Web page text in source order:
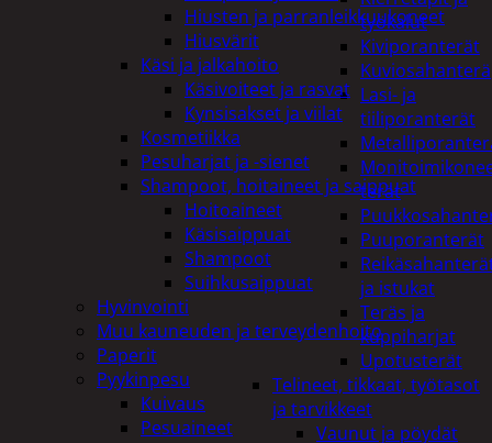
työkalut
Kiviporanterät
Kuviosahanterä
Lasi- ja
tiiliporanterät
terät
Puuporanterät
ja istukat
Teräs ja
kuppiharjat
Upotusterät
Telineet, tikkaat, työtasot
ja tarvikkeet
Vaunut ja pöydät
Hiusten ja parranleikkuukoneet
Hiusvärit
Käsi ja jalkahoito
Käsivoiteet ja rasvat
Kynsisakset ja viilat
Kosmetiikka
Pesuharjat ja -sienet
Shampoot, hoitaineet ja saippuat
Hoitoaineet
Käsisaippuat
Shampoot
Suihkusaippuat
Hyvinvointi
Muu kauneuden ja terveydenhoito
Paperit
Pyykinpesu
Kuivaus
Pesuaineet